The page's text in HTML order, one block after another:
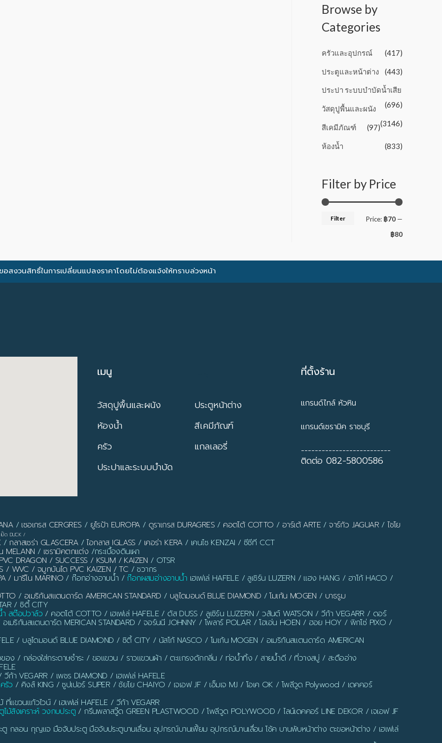
f
5
Browse by
Categories
ครัวและอุปกรณ์ (417)
ประตูและหน้าต่าง (443)
ประปา ระบบบำบัดน้ำเสีย
(696)
วัสดุปูพื้นและผนัง
(3146)
สีเคมีภัณฑ์ (97)
ห้องน้ำ (833)
Filter by Price
Filter Price: ฿70 —
฿80
อสงวนสิทธิ์ในการเปลี่ยนแปลงราคาโดยไม่ต้องแจ้งให้ทราบล่วงหน้า
เมนู
วัสดุปูพื้นและผนัง
ห้องน้ำ
ครัว
ประปาและระบบบำบัด
ประตูหน้าต่าง
สีเคมีภัณฑ์
แกลเลอรี่
ที่ตั้งร้าน
แกรนด์ไทล์ หัวหิน
แกรนด์เซรามิค ราชบุรี
--------------------------
ติดต่อ 082-5800586
/ เซอเกรส CERGRES / ยูโรป้า EUROPA/ ดูราเกรส DURAGRES / คอตโต้ COTTO / อาร์เต้ ARTE/จาร์กัว JAGUAR/ไชโย
เป็ด DUCK /
/ กลาสเซร่า GLASCERA/ไอกลาส IGLASS / เคอร่า KERA/ เคนไซ KENZAI / ซีซีที CCT
MELANN / เซรามิคตกแต่ง /กระเบื้องดินเผา
DRAGON / SUCCESS / KSUM / KAIZEN / OTSR
/ WVC / จมูกบันได PVC KAIZEN / TC / ชวากร
/ มารีโน MARINO / ก๊อกอ่างอาบน้ำ / ก๊อกผสมอ่างอาบน้ำ เฮเฟเล่ HAFELE / ลูเซิร์น LUZERN / แฮง HANG / ฮาโก้ HACO /
/ อเมริกันสแตนดาร์ด AMERICAN STANDARD / บลูไดมอนด์ BLUE DIAMOND /โมเก้น MOGEN / บาธรูม
/ ซิตี้ CITY
ำ สต๊อปวาล์ว / คอตโต้ COTTO / เฮเฟเล่ HAFELE / ดัส DUSS / ลูเซิร์น LUZERN / วสันต์ WATSON / วีก้า VEGARR / ดอร์
เมริกันสแตนดาร์ด MERICAN STANDARD / จอร์นนี JOHNNY / โพลาร์ POLAR / โฮเอ่น HOEN / ฮอย HOY / พิกโซ่ PIXO /
/ บลูไดมอนด์ BLUE DIAMOND / ซิตี้ CITY / นัสโก้ NASCO / โมเก้น MOGEN / อเมริกันสแตนดาร์ด AMERICAN
ง / กล่องใส่กระดาษชำระ / ขอแขวน / ราวแขวนผ้า / ตะแกรงดักกลิ่น / ท่อน้ำทิ้ง / สายน้ำดี / ที่วางสบู่ / สะดืออ่าง
ก้า VEGARR / เพชร DIAMOND / เฮเฟเล่ HAFELE
รัว / คิงส์ KING / ซูปเปอร์ SUPER / ชัยโย CHAIYO / เจเอฟ JF / เอ็มเจ MJ / โอเค OK / โพลีวูด Polywood / เดคคอร์
แขวนแก้วไวน์ / เฮเฟเล่ HAFELE / วีก้า VEGARR
ม้สังเคราะห์ วงกบประตู / กรีนพลาสวู๊ด GREEN PLASTWOOD / โพลีวูด POLYWOOD / ไลน์เดคคอร์ LINE DEKOR / เจเอฟ JF
กลอน กุญแจ มือจับประตู มือจับประตูบานเลื่อน อุปกรณ์บานเฟี้ยม อุปกรณ์บานเลื่อน โช้ค บานพับหน้าต่าง ตะขอหน้าต่าง / เฮเฟเล่